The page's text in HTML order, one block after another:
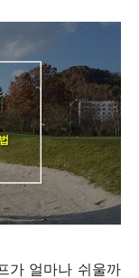
가 얼마나 쉬울까